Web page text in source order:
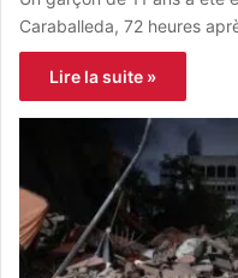
Caraballeda, 72 heures
Lire la suite »